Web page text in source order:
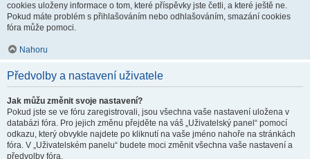
cookies uloženy informace o tom, které příspěvky jste četli, a které ještě ne.
Pokud máte problém s přihlašováním nebo odhlašováním, smazání cookies
fóra může pomoci.
Nahoru
Předvolby a nastavení uživatele
Jak můžu změnit svoje nastavení?
Pokud jste se ve fóru zaregistrovali, jsou všechna vaše nastavení uložena v
databázi fóra. Pro jejich změnu přejděte na váš „Uživatelský panel“ pomocí
odkazu, který obvykle najdete po kliknutí na vaše jméno nahoře na stránkách
fóra. V „Uživatelském panelu“ budete moci změnit všechna vaše nastavení a
předvolby fóra.